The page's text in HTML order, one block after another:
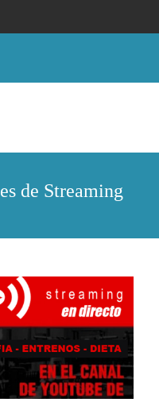
de Streaming